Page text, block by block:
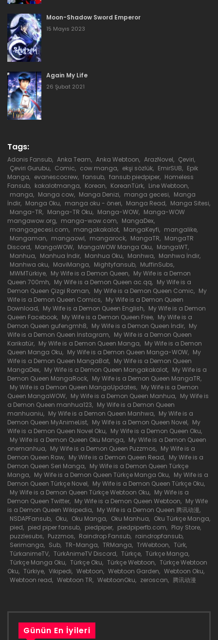
30 Haziran 2026
Bölüm 446
30 Haziran 2026
Bölüm 445
30 Haziran 2026
30 Haziran 2026
Bölüm 443
30 Haziran 2026
Bölüm 442
30 Haziran 2026
Bölüm 441
30 Haziran 2026
Bölüm 440
30 Haziran 2026
Bölüm 439
30 Haziran 2026
Bölüm 438
30 Haziran 2026
Bölüm 437
30 Haziran 2026
Bölüm 436
30 Haziran 2026
Bölüm 435
30 Haziran 2026
Bölüm 434
30 Haziran 2026
Bölüm 433
30 Haziran 2026
30 Haziran 2026
Moon-Shadow Sword Emperor
15 Mayıs 2023
Again My Life
26 Şubat 2021
Tags:
Adonis Fansub, Anka Team, Anka Webtoon, ArazNovel, Çeviri,
Çeviri Gurubu, Comic, cow manga, ekşi sözlük, EmirSUB, Epik
Manga, evanescocrew, fansub, fansub piedpiper, Homeless
Fansub, kakalotmanga, Korean, KoreanTürk, Line Webtoon,
manga, Manga cow, Manga Denizi, manga gecesi, Manga
İndir, Manga Oku, manga oku - öneri, Manga Read, Manga Sitesi,
Manga-TR, Manga-TR Oku, Manga-WOW, Manga-WOW
mangawow.org, manga-wow.com, MangaDex,
mangagecesi.com, mangakakalot, MangaKeyfi, mangalike,
Mangaman, mangaowl, mangarock, MangaTR, MangaTR
Discord, MangaWOW, MangaWOW Manga Oku, MangaWT,
Manhua, Manhua İndir, Manhua Oku, Manhwa, Manhwa İndir,
Manhwa oku, MaviManga, Mightyfansub, MuffinSubs,
MWMTürkiye, My Wife is a Demon Queen, My Wife is a Demon
Queen 700mh, My Wife is a Demon Queen ac.qq, My Wife is a
Demon Queen Çizgi Roman, My Wife is a Demon Queen Comic, My
Wife is a Demon Queen Comics, My Wife is a Demon Queen
Download, My Wife is a Demon Queen English, My Wife is a Demon
Queen Facebook, My Wife is a Demon Queen Free, My Wife is a
Demon Queen gufengmh8, My Wife is a Demon Queen İndir, My
Wife is a Demon Queen İnstagram, My Wife is a Demon Queen
Karikatür, My Wife is a Demon Queen Manga, My Wife is a Demon
Queen Manga Oku, My Wife is a Demon Queen Manga-WOW, My
Wife is a Demon Queen MangaBat, My Wife is a Demon Queen
MangaDex, My Wife is a Demon Queen Mangakakalot, My Wife is a
Demon Queen MangaRock, My Wife is a Demon Queen MangaTR,
My Wife is a Demon Queen MangaUpdates, My Wife is a Demon
Queen MangaWOW, My Wife is a Demon Queen Manhua, My Wife is
a Demon Queen manhua123, My Wife is a Demon Queen
manhuaniu, My Wife is a Demon Queen Manhwa, My Wife is a
Demon Queen MyAnimeList, My Wife is a Demon Queen Novel, My
Wife is a Demon Queen Novel Oku, My Wife is a Demon Queen Oku,
My Wife is a Demon Queen Oku Manga, My Wife is a Demon Queen
onemanhua, My Wife is a Demon Queen Puzzmos, My Wife is a
Demon Queen Raw, My Wife is a Demon Queen Read, My Wife is a
Demon Queen Seri Manga, My Wife is a Demon Queen Türkçe
Manga, My Wife is a Demon Queen Türkçe Manga Oku, My Wife is a
Demon Queen Türkçe Novel, My Wife is a Demon Queen Türkçe Oku,
My Wife is a Demon Queen Türkçe Webtoon Oku, My Wife is a
Demon Queen Twitter, My Wife is a Demon Queen Webtoon, My Wife
is a Demon Queen Wikipedia, My Wife is a Demon Queen 腾讯动漫,
NSDAPFansub, Oku, Oku Manga, Oku Manhua, Oku Türkçe Manga,
pied, pied piper fansub, piedpiper, piedpiperfb.com, Play Store,
puzzlesubs, Puzzmos, Raindrop Fansub, raindropfansub,
Serimanga, Sub, TR-Manga, TRManga, TrWebtoon, Türk,
TürkanimeTV, TürkAnimeTV Discord, Türkçe, Türkçe Manga,
Türkçe Manga Oku, Türkçe Oku, Türkçe Webtoon, Türkçe Webtoon
Oku, Türkiye, Vikipedi, Webtoon, Webtoon Garden, Webtoon Oku,
Webtoon read, Webtoon TR, WebtoonOku, zeroscan, 腾讯动漫
Günün En İyileri